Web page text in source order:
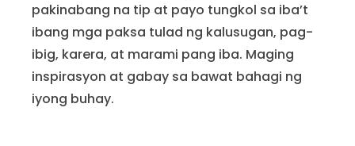
pakinabang na tip at payo tungkol sa iba’t
ibang mga paksa tulad ng kalusugan, pag-
ibig, karera, at marami pang iba. Maging
inspirasyon at gabay sa bawat bahagi ng
iyong buhay.